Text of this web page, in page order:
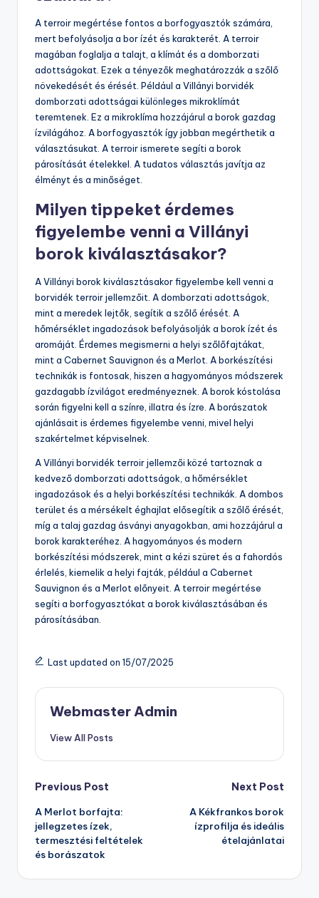
A terroir megértése fontos a borfogyasztók számára,
mert befolyásolja a bor ízét és karakterét. A terroir
magában foglalja a talajt, a klímát és a domborzati
adottságokat. Ezek a tényezők meghatározzák a szőlő
növekedését és érését. Például a Villányi borvidék
domborzati adottságai különleges mikroklímát
teremtenek. Ez a mikroklíma hozzájárul a borok gazdag
ízvilágához. A borfogyasztók így jobban megérthetik a
választásukat. A terroir ismerete segíti a borok
párosítását ételekkel. A tudatos választás javítja az
élményt és a minőséget.
Milyen tippeket érdemes
figyelembe venni a Villányi
borok kiválasztásakor?
A Villányi borok kiválasztásakor figyelembe kell venni a
borvidék terroir jellemzőit. A domborzati adottságok,
mint a meredek lejtők, segítik a szőlő érését. A
hőmérséklet ingadozások befolyásolják a borok ízét és
aromáját. Érdemes megismerni a helyi szőlőfajtákat,
mint a Cabernet Sauvignon és a Merlot. A borkészítési
technikák is fontosak, hiszen a hagyományos módszerek
gazdagabb ízvilágot eredményeznek. A borok kóstolása
során figyelni kell a színre, illatra és ízre. A borászatok
ajánlásait is érdemes figyelembe venni, mivel helyi
szakértelmet képviselnek.
A Villányi borvidék terroir jellemzői közé tartoznak a
kedvező domborzati adottságok, a hőmérséklet
ingadozások és a helyi borkészítési technikák. A dombos
terület és a mérsékelt éghajlat elősegítik a szőlő érését,
míg a talaj gazdag ásványi anyagokban, ami hozzájárul a
borok karakteréhez. A hagyományos és modern
borkészítési módszerek, mint a kézi szüret és a fahordós
érlelés, kiemelik a helyi fajták, például a Cabernet
Sauvignon és a Merlot előnyeit. A terroir megértése
segíti a borfogyasztókat a borok kiválasztásában és
párosításában.
Last updated on 15/07/2025
Webmaster Admin
View All Posts
Post
navigation
Previous Post
A Merlot borfajta:
jellegzetes ízek,
termesztési feltételek
és borászatok
Next Post
A Kékfrankos borok
ízprofilja és ideális
ételajánlatai